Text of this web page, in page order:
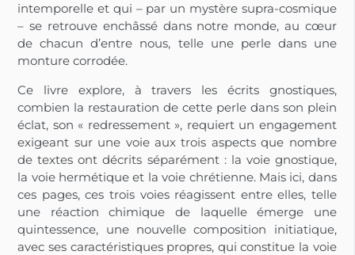
intemporelle et qui – par un mystère supra-cosmique
– se retrouve enchâssé dans notre monde, au cœur
de chacun d’entre nous, telle une perle dans une
monture corrodée.
Ce livre explore, à travers les écrits gnostiques,
combien la restauration de cette perle dans son plein
éclat, son « redressement », requiert un engagement
exigeant sur une voie aux trois aspects que nombre
de textes ont décrits séparément : la voie gnostique,
la voie hermétique et la voie chrétienne. Mais ici, dans
ces pages, ces trois voies réagissent entre elles, telle
une réaction chimique de laquelle émerge une
quintessence, une nouvelle composition initiatique,
avec ses caractéristiques propres, qui constitue la voie